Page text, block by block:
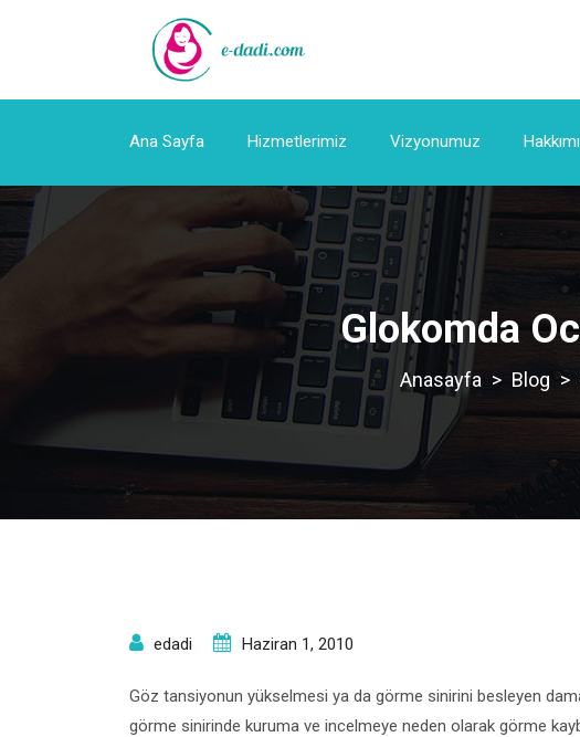
Ana Sayfa Hizmetlerimiz Vizyonumuz
Glokomda
> Blog >
edadi Haziran 1, 2010
Göz tansiyonun yükselmesi ya da görme sinirini besleyen
görme sinirinde kuruma ve incelmeye neden olarak görme